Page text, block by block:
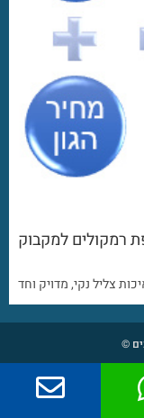
רמקולים למקבוק
©